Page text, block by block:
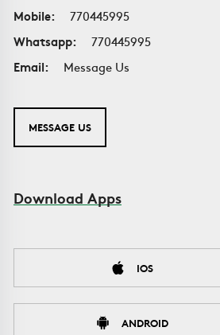
Mobile:
770445995
Whatsapp:
770445995
Email:
Message Us
MESSAGE US
Download Apps
IOS
ANDROID